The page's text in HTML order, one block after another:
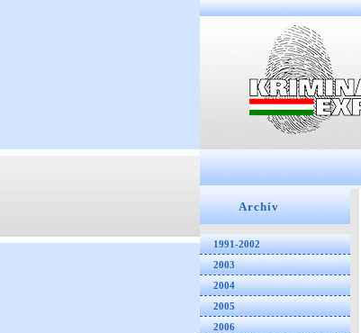
Archív
1991-2002
2003
2004
2005
2006